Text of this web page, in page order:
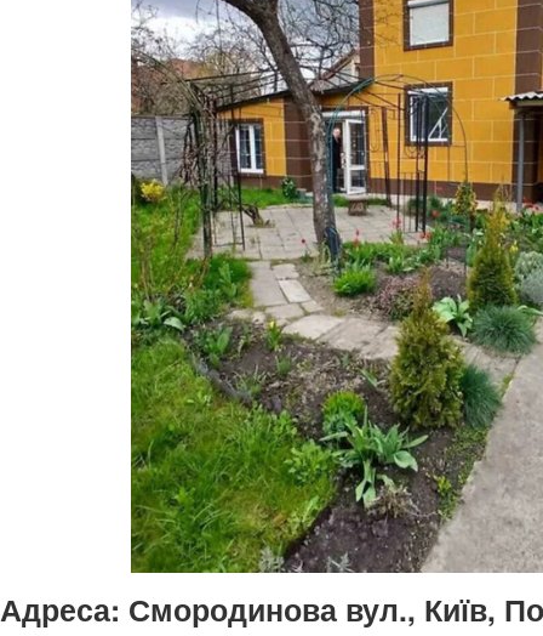
Адреса: Смородинова вул., Київ,